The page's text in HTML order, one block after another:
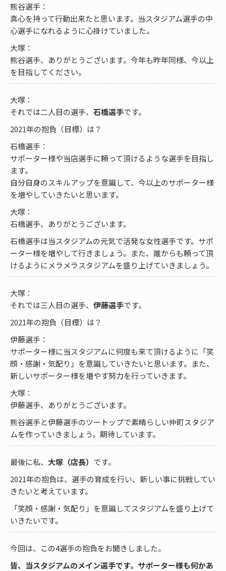
熊谷選手：
真心を持って行動出来たと思います。当スタジアム選手の中
心選手になれるように心掛けていました。
大塚：
熊谷選手、ありがとうございます。今年も昨年同様、今以上
を目指してください。
大塚：
それでは二人目の選手、 石橋選手です。
2021年の抱負（目標）は？
石橋選手：
サポーター様や当店選手に頼って頂けるような選手を目指し
ます。
自分自身のスキルアップを意識して、今以上のサポーター様
を増やしていきたいと思います。
大塚：
石橋選手、ありがとうございます。
石橋選手は当スタジアムの元気で活発な女性選手です。サポ
ーター様を増やして行きましょう。また、誰からも頼って頂
けるようにメラメラスタジアムを盛り上げていきましょう。
大塚：
それでは三人目の選手、 伊藤選手です。
2021年の抱負（目標）は？
伊藤選手：
サポーター様に当スタジアムに何度も来て頂けるように「笑
顔・感謝・気配り」を意識していきたいと思います。また、
新しいサポーター様を増やす努力を行っていきます。
大塚：
伊藤選手、ありがとうございます。
熊谷選手と伊藤選手のツートップで素晴らしい仲町スタジア
ムを作っていきましょう。期待しています。
最後に私、 大塚（店長） です。
2021年の抱負は、選手の育成を行い、新しい事に挑戦してい
きたいと考えています。
「笑顔・感謝・気配り」を意識してスタジアムを盛り上げて
いきたいです。
今回は、この4選手の抱負をお聞きしました。
皆、当スタジアムのメイン選手です。サポーター様も何かあ